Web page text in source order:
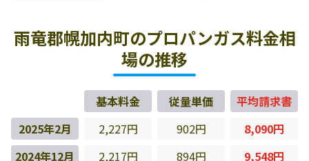
雨竜郡幌加内町のプロパンガス料金相
場の推移
基本料金 従量単価
平均請求書
2025年2月
2,227円 902円
8,090円
2024年12月
2,217円 894円
9,548円